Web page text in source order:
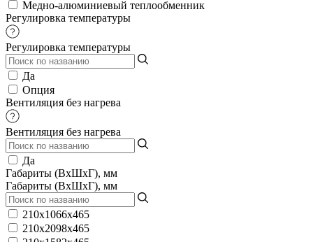
Медно-алюминиевый теплообменник
Регулировка температуры
Регулировка температуры
Да
Опция
Вентиляция без нагрева
Вентиляция без нагрева
Да
Габариты (ВхШхГ), мм
Габариты (ВхШхГ), мм
210х1066х465
210х2098х465